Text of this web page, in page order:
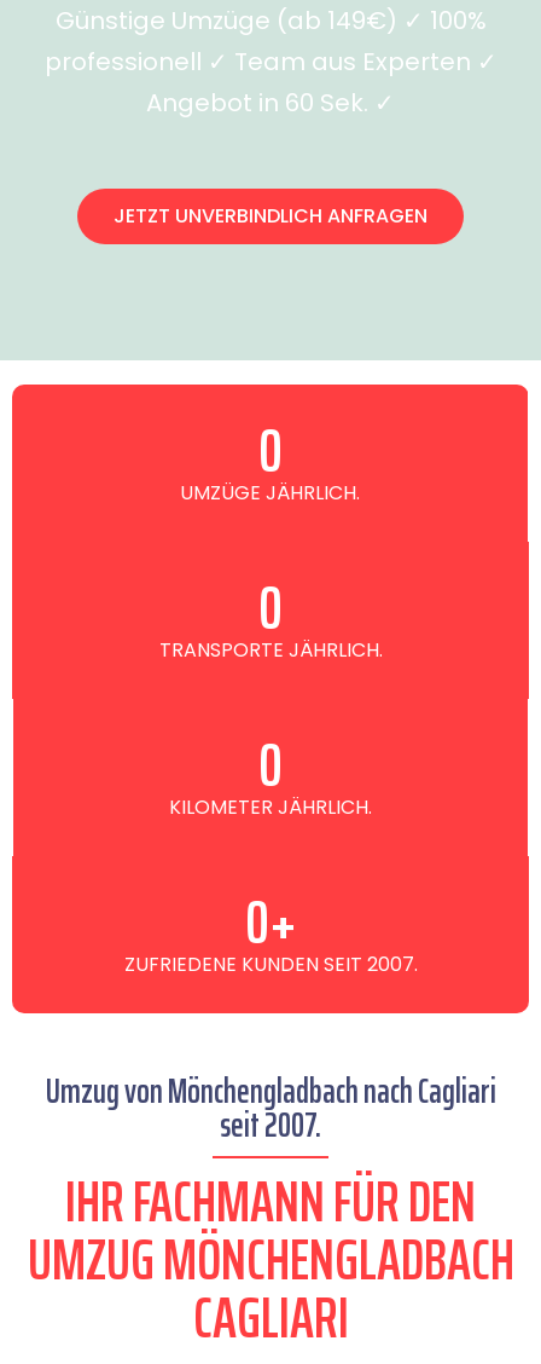
Günstige Umzüge (ab 149€) ✓ 100%
professionell ✓ Team aus Experten ✓
Angebot in 60 Sek. ✓
JETZT UNVERBINDLICH ANFRAGEN
UMZÜGE JÄHRLICH.
0
TRANSPORTE JÄHRLICH.
0
KILOMETER JÄHRLICH.
0
ZUFRIEDENE KUNDEN SEIT 2007.
0+
Umzug von Mönchengladbach nach Cagliari
seit 2007.
IHR FACHMANN FÜR DEN
UMZUG MÖNCHENGLADBACH
CAGLIARI